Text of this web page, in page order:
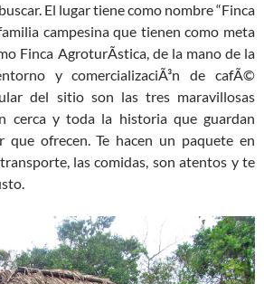
El lugar tiene como nombre “Finca
campesina que tienen como meta
Finca AgroturÃ­stica, de la mano de la
y comercializaciÃ³n de cafÃ©
del sitio son las tres maravillosas
cerca y toda la historia que guardan
que ofrecen. Te hacen un paquete en
las comidas, son atentos y te